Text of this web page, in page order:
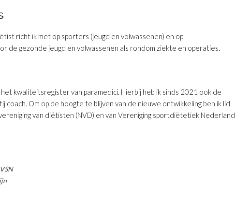
richt ik met op sporters (jeugd en volwassenen) en op
de gezonde jeugd en volwassenen als rondom ziekte en operaties.
kwaliteitsregister van paramedici. Hierbij heb ik sinds 2021 ook de
Om op de hoogte te blijven van de nieuwe ontwikkeling ben ik lid
van diëtisten (NVD) en van Vereniging sportdiëtetiek Nederland